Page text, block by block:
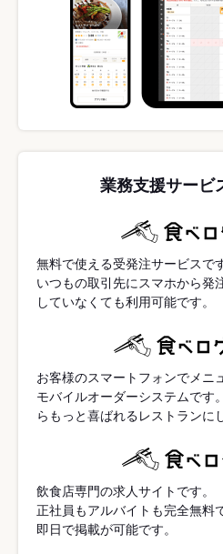
業務支援サービ
無料で使える受発注サービスで
いつもの取引先にスマホから発
していなくても利用可能です。
お客様のスマートフォンでメニ
モバイルオーダーシステムです
らもっと喜ばれるレストランに
飲食店専門の求人サイトです。
正社員もアルバイトも完全無料
即日で掲載が可能です。